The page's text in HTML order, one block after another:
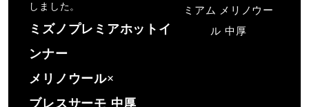
素材
しました。
ミズノプレミアホットイ
ンナー
メリノウール×
ブレスサーモ 中厚